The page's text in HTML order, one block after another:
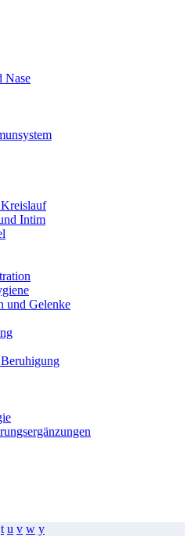
Nase
Intim
und Gelenke
t u v w y